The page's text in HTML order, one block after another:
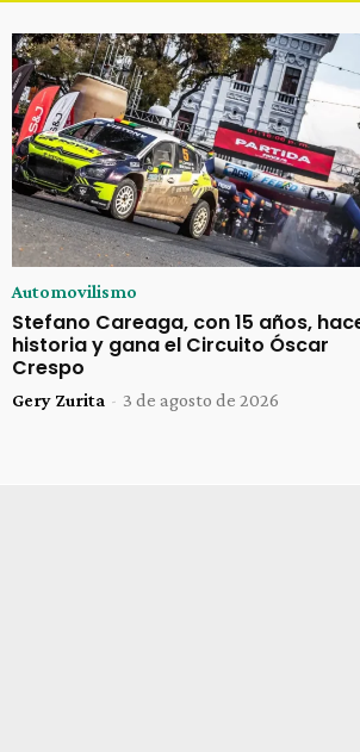
Automovilismo
Stefano Careaga, con 15 años,
historia y gana el Circuito Óscar
Crespo
Gery Zurita - 3 de agosto de 2026